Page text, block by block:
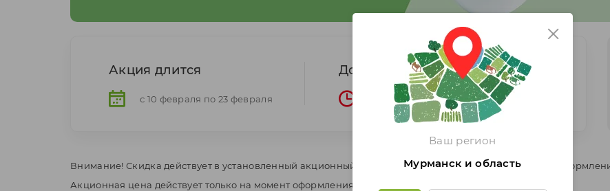
Ваш регион
Мурманск и область
Акция длится
с 10 февраля по 23 февраля
До окончания акции осталось
завершена
Внимание! Скидка действует в установленный акционный период, а также в течение 7 дней со дня
Акционная цена действует только на момент оформления заказа.